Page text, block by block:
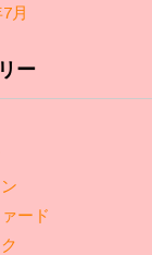
月
ー
ード